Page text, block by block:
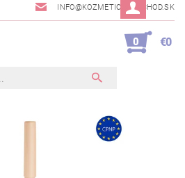
INFO@KOZMETICKYOBCHOD.SK
0 €0